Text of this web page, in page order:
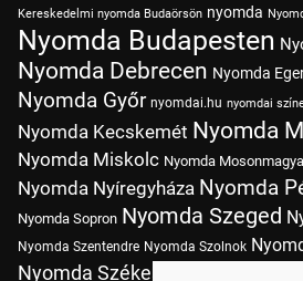
Kereskedelmi nyomda Budaörsön nyomda
Nyomda Budapesten
Nyomda Debrecen Nyomda
Nyomda Győr nyomdai.hu nyomdai
Nyomda Kecskemét Nyomda
Nyomda Miskolc Nyomda
Nyomda Nyíregyháza Nyomda
Nyomda Sopron Nyomda Szeged
Nyomda Szentendre Nyomda Szolnok
Nyomda Székesfehérvár